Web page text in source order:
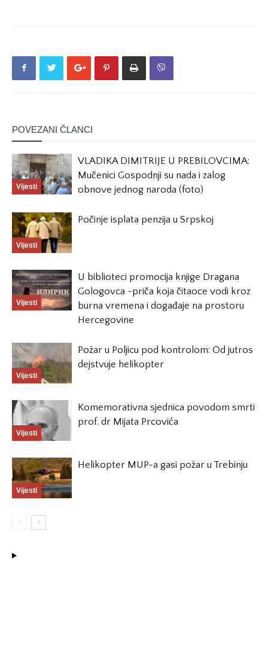
POVEZANI ČLANCI
Vijesti
VLADIKA DIMITRIJE U PREBILOVCIMA:
Mučenici Gospodnji su nada i zalog
obnove jednog naroda (foto)
Vijesti
Počinje isplata penzija u Srpskoj
Vijesti
U biblioteci promocija knjige Dragana
Gologovca -priča koja čitaoce vodi kroz
burna vremena i događaje na prostoru
Hercegovine
Vijesti
Požar u Poljicu pod kontrolom: Od jutros
dejstvuje helikopter
Vijesti
Komemorativna sjednica povodom smrti
prof. dr Mijata Prcovića
Vijesti
Helikopter MUP-a gasi požar u Trebinju